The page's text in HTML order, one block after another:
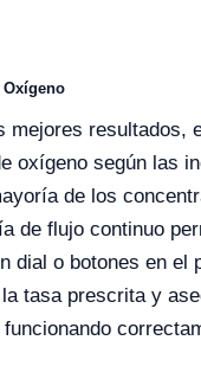
mejores resultados,
oxígeno según las
de los
de flujo continuo
dial o botones en el
tasa prescrita y